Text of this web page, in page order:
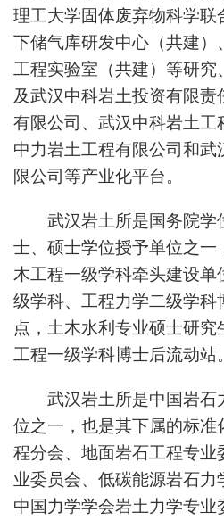
理工大学固体废弃物科学联
下储气库研发中心（共建）
工程实验室（共建）等研究
及武汉中科岩土投资有限
有限公司、武汉中科岩土工
中力岩土工程有限公司和
限公司等产业化平台。
武汉岩土所是国务院学
士、硕士学位授予单位之一
木工程一级学科牵头建设单
级学科、工程力学二级学科
点，土木水利专业硕士研
工程一级学科博士后流动站。
武汉岩土所是中国岩石
位之一，也是其下属的标准
程分会、地面岩石工程专业
业委员会、低碳能源岩石力
中国力学学会岩土力学专业